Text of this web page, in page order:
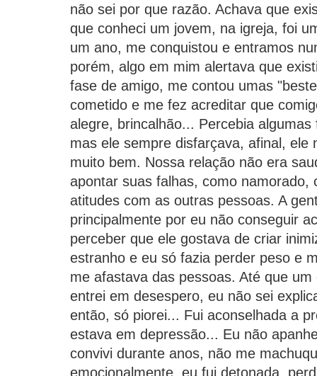
não sei por que razão. Achava que
que conheci um jovem, na igreja, foi
um ano, me conquistou e entramos
porém, algo em mim alertava que
fase de amigo, me contou umas
cometido e me fez acreditar que
alegre, brincalhão... Percebia
mas ele sempre disfarçava, afinal, ele
muito bem. Nossa relação não era
apontar suas falhas, como namorado,
atitudes com as outras pessoas. A
principalmente por eu não conseguir
perceber que ele gostava de criar
estranho e eu só fazia perder peso e
me afastava das pessoas. Até que
entrei em desespero, eu não sei
então, só piorei... Fui aconselhada a
estava em depressão... Eu não
convivi durante anos, não me
emocionalmente, eu fui detonada,